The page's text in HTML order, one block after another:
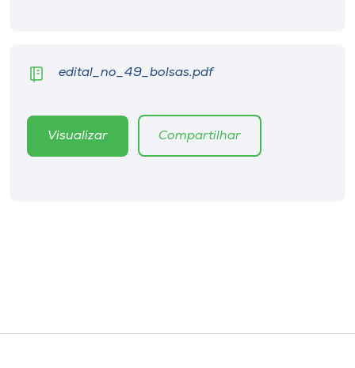
o idioma
edital_no_49_bolsas.pdf
Visualizar Compartilhar